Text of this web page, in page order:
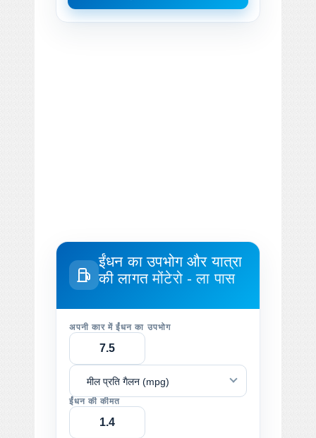
ईंधन का उपभोग और यात्रा
की लागतमोंटेरो - ला पास
अपनी कार में ईंधन का उपभोग
मील प्रति गैलन (mpg)
ईंधन की कीमत